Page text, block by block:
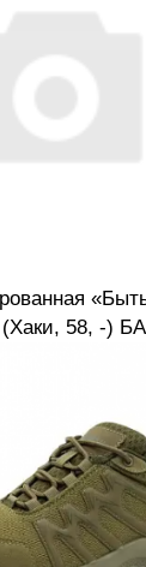
(Хаки, 58, -)